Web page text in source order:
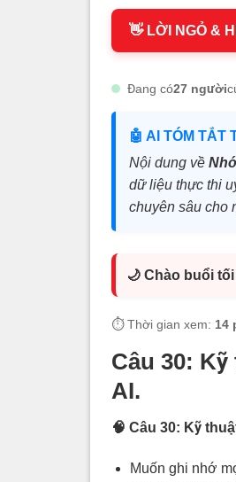
👋 LỜI NGỎ &
Đang có27 người
🤖 AI TÓM TẮT
Nội dung về
dữ liệu thực thi
chuyên sâu cho
🌙 Chào buổi
⏱️ Thời gian xem: 14
Câu 30: Kỹ
AI.
🧠 Câu 30: Kỹ
Muốn ghi nhớ